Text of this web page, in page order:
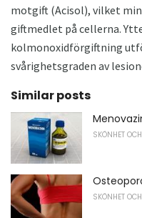
motgift (Acisol), vilket
giftmedlet på cellerna.
kolmonoxidförgiftning
svårighetsgraden av
Similar posts
SKÖNHET
SKÖNHET